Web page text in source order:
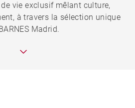
vie exclusif mêlant culture,
à travers la sélection unique
Madrid.